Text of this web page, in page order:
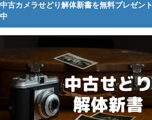
中古カメラせどり解体新書を無料プレゼント
中